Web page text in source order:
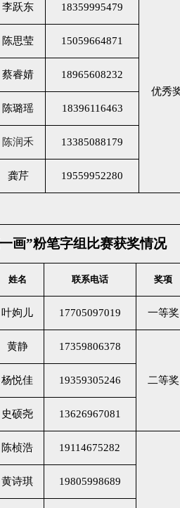
李跃东 18359995479
优秀
陈思莹 15059664871
蔡睿婧 18965608232
陈璐瑶 18396116463
陈润禾 13385088179
龚芹 19559952280
画”粉笔字组比赛获奖情况
姓名 联系电话 奖项
叶姁儿 17705097019 一等奖
黄静 17359806378
二等奖
杨悦佳 19359305246
史硕尧 13626967081
陈桢浩 19114675282
黄诗琪 19805998689